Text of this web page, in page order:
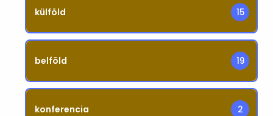
külföld 15
belföld 19
konferencia 2